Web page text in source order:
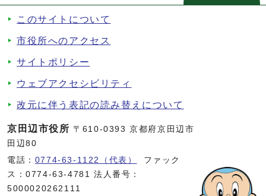
このサイトについて
市役所へのアクセス
サイトポリシー
ウェブアクセシビリティ
改元に伴う表記の読み替えについて
京田辺市役所 〒610-0393 京都府京田辺市
田辺80
電話： 0774-63-1122（代表）
ファック
ス：0774-63-4781 法人番号：
5000020262111